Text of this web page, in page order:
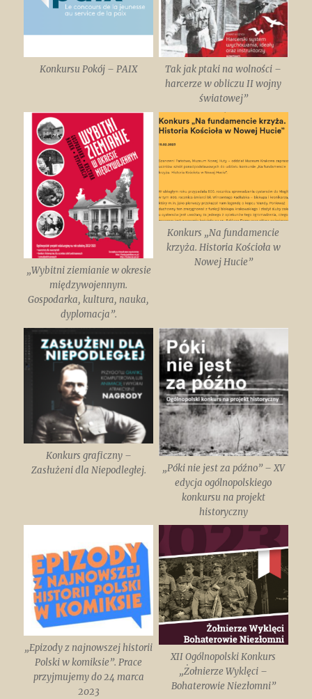
Konkursu Pokój – PAIX
Tak jak ptaki na wolności –
harcerze w obliczu II wojny
światowej”
„Wybitni ziemianie w okresie
międzywojennym.
Gospodarka, kultura, nauka,
dyplomacja”.
Konkurs „Na fundamencie
krzyża. Historia Kościoła w
Nowej Hucie”
Konkurs graficzny –
Zasłużeni dla Niepodległej.
„Póki nie jest za późno” – XV
edycja ogólnopolskiego
konkursu na projekt
historyczny
„Epizody z najnowszej historii
Polski w komiksie”. Prace
przyjmujemy do 24 marca
2023
XII Ogólnopolski Konkurs
„Żołnierze Wyklęci –
Bohaterowie Niezłomni”